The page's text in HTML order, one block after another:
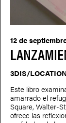
12 de
3DIS/
Este libro
amarrado el
Square, Walter-
ofrece las